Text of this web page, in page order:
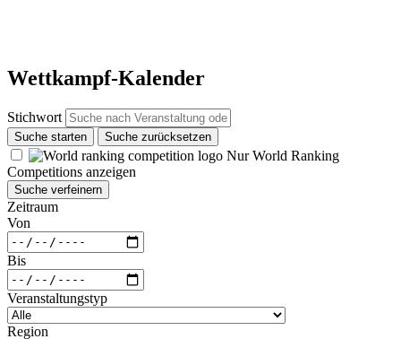
Wettkampf-Kalender
Stichwort
Suche starten Suche zurücksetzen
Nur World Ranking
Competitions anzeigen
Suche verfeinern
Zeitraum
Von
Bis
Veranstaltungstyp
Region